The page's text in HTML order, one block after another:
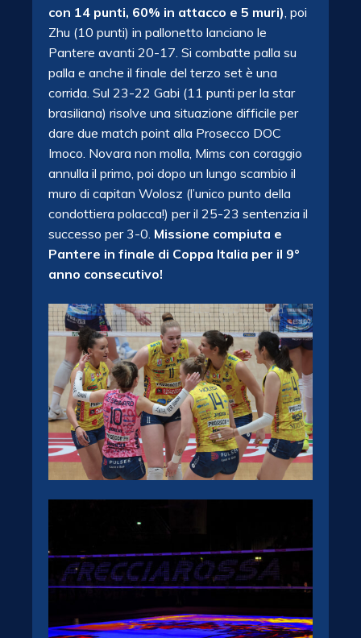
con 14 punti, 60% in attacco e 5 muri), poi
Zhu (10 punti) in pallonetto lanciano le
Pantere avanti 20-17. Si combatte palla su
palla e anche il finale del terzo set è una
corrida. Sul 23-22 Gabi (11 punti per la star
brasiliana) risolve una situazione difficile per
dare due match point alla Prosecco DOC
Imoco. Novara non molla, Mims con coraggio
annulla il primo, poi dopo un lungo scambio il
muro di capitan Wolosz (l’unico punto della
condottiera polacca!) per il 25-23 sentenzia il
successo per 3-0. Missione compiuta e
Pantere in finale di Coppa Italia per il 9°
anno consecutivo!